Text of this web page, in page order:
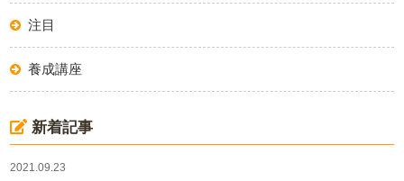
注目
養成講座
新着記事
2021.09.23